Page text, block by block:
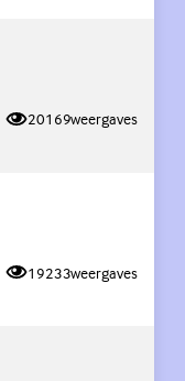
20169weergaves
19233weergaves